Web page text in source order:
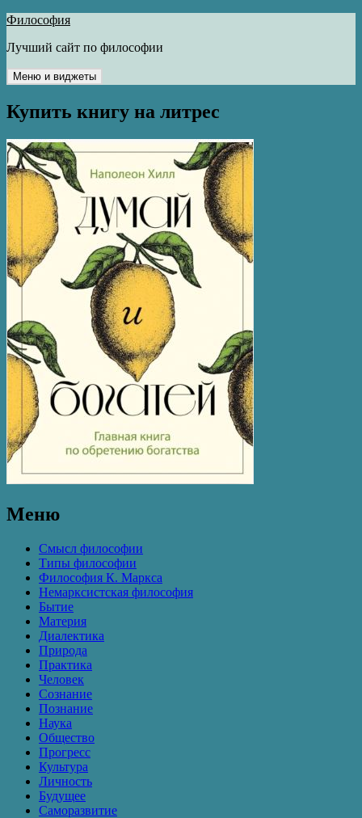
Перейти
содержимому
Философия
Лучший сайт по философии
Меню и виджеты
Купить книгу на литрес
Меню
Смысл философии
Типы философии
Философия К. Маркса
Немарксистская философия
Бытие
Материя
Диалектика
Природа
Практика
Человек
Сознание
Познание
Наука
Общество
Прогресс
Культура
Личность
Будущее
Саморазвитие